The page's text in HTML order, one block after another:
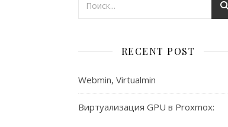
RECENT POST
Webmin, Virtualmin
Виртуализация GPU в Proxmox: